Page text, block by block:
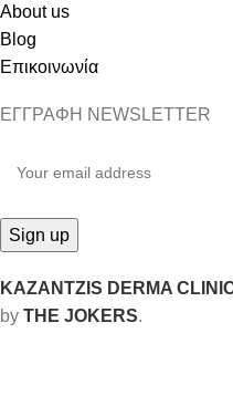
About us
Blog
Επικοινωνία
ΕΓΓΡΑΦΗ NEWSLETTER
KAZANTZIS DERMA
by THE JOKERS.